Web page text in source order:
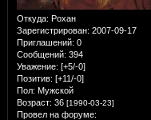
Откуда: Рохан
Зарегистрирован: 2007-09-17
Приглашений: 0
Сообщений: 394
Уважение: [+5/-0]
Позитив: [+11/-0]
Пол: Мужской
Возраст: 36 [1990-03-23]
Провел на форуме: